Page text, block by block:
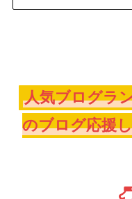
人気ブログラ
のブログ応援